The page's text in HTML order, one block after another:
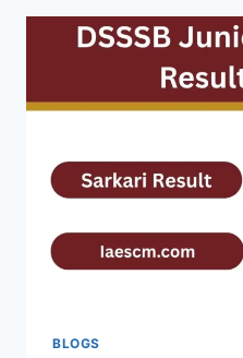
2025
OUT
CHECK
AND
@
HPSC.GOV.IN
BLOGS